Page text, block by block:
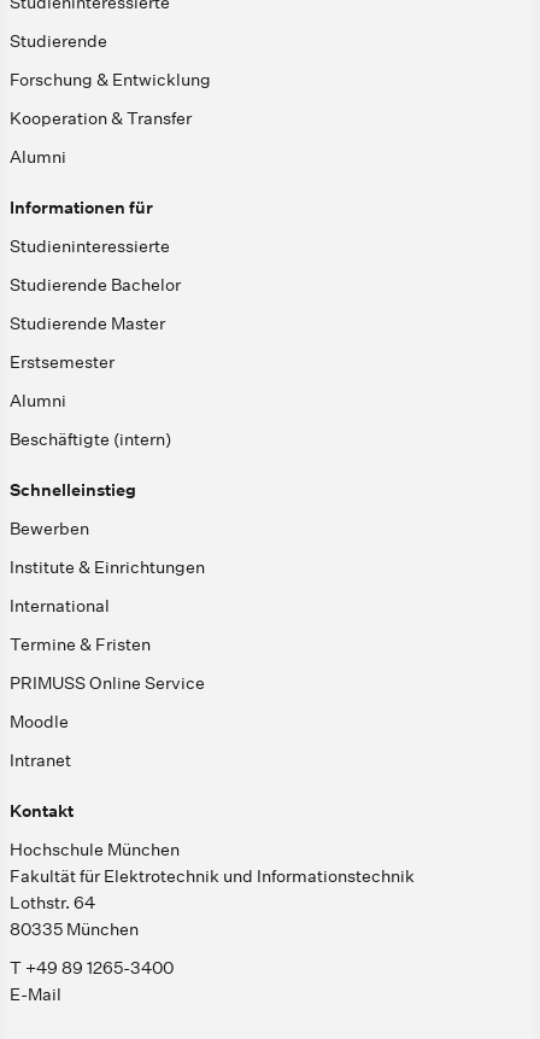
Studierende
Forschung & Entwicklung
Kooperation & Transfer
Alumni
Informationen für
Studieninteressierte
Studierende Bachelor
Studierende Master
Erstsemester
Alumni
Beschäftigte (intern)
Schnelleinstieg
Bewerben
Institute & Einrichtungen
International
Termine & Fristen
PRIMUSS Online Service
Moodle
Intranet
Kontakt
Hochschule München
Fakultät für Elektrotechnik und Informationstechnik
Lothstr. 64
80335 München
T +49 89 1265-3400
E-Mail